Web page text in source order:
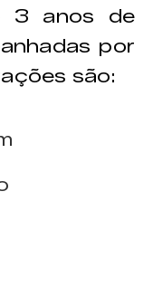
3 anos de
por
são: